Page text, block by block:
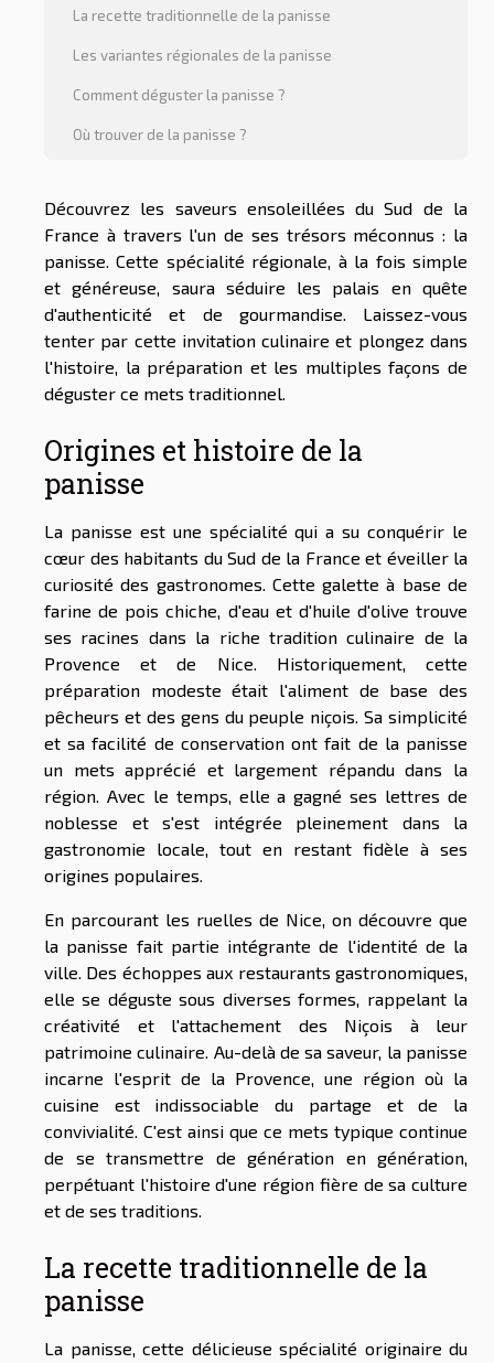
La recette traditionnelle de la panisse
Les variantes régionales de la panisse
Comment déguster la panisse ?
Où trouver de la panisse ?
Découvrez les saveurs ensoleillées du Sud de la
France à travers l'un de ses trésors méconnus : la
panisse. Cette spécialité régionale, à la fois simple
et généreuse, saura séduire les palais en quête
d'authenticité et de gourmandise. Laissez-vous
tenter par cette invitation culinaire et plongez dans
l'histoire, la préparation et les multiples façons de
déguster ce mets traditionnel.
Origines et histoire de la
panisse
La panisse est une spécialité qui a su conquérir le
cœur des habitants du Sud de la France et éveiller la
curiosité des gastronomes. Cette galette à base de
farine de pois chiche, d'eau et d'huile d'olive trouve
ses racines dans la riche tradition culinaire de la
Provence et de Nice. Historiquement, cette
préparation modeste était l'aliment de base des
pêcheurs et des gens du peuple niçois. Sa simplicité
et sa facilité de conservation ont fait de la panisse
un mets apprécié et largement répandu dans la
région. Avec le temps, elle a gagné ses lettres de
noblesse et s'est intégrée pleinement dans la
gastronomie locale, tout en restant fidèle à ses
origines populaires.
En parcourant les ruelles de Nice, on découvre que
la panisse fait partie intégrante de l'identité de la
ville. Des échoppes aux restaurants gastronomiques,
elle se déguste sous diverses formes, rappelant la
créativité et l'attachement des Niçois à leur
patrimoine culinaire. Au-delà de sa saveur, la panisse
incarne l'esprit de la Provence, une région où la
cuisine est indissociable du partage et de la
convivialité. C'est ainsi que ce mets typique continue
de se transmettre de génération en génération,
perpétuant l'histoire d'une région fière de sa culture
et de ses traditions.
La recette traditionnelle de la
panisse
La panisse, cette délicieuse spécialité originaire du